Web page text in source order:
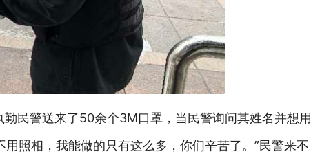
民警送来了50余个3M口罩，当民警询问其姓名并想用
照相，我能做的只有这么多，你们辛苦了。”民警来不